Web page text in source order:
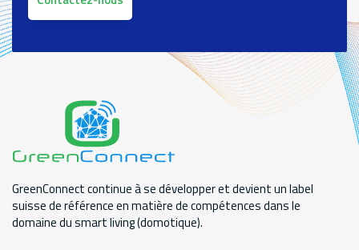
GreenConnect continue à se développer et devient un label
suisse de référence en matière de compétences dans le
domaine du smart living (domotique).